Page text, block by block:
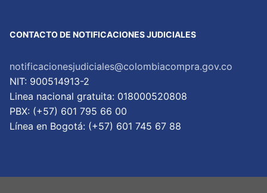
CONTACTO DE NOTIFICACIONES JUDICIALES
notificacionesjudiciales@colombiacompra.gov.co
NIT: 900514913-2
Linea nacional gratuita: 018000520808
PBX: (+57) 601 795 66 00
Lí­nea en Bogotá: (+57) 601 745 67 88